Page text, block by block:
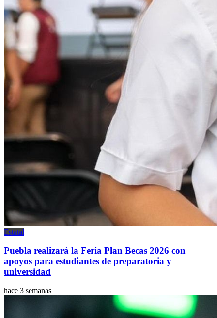
Estatal
Puebla realizará la Feria Plan Becas 2026 con
apoyos para estudiantes de preparatoria y
universidad
hace 3 semanas